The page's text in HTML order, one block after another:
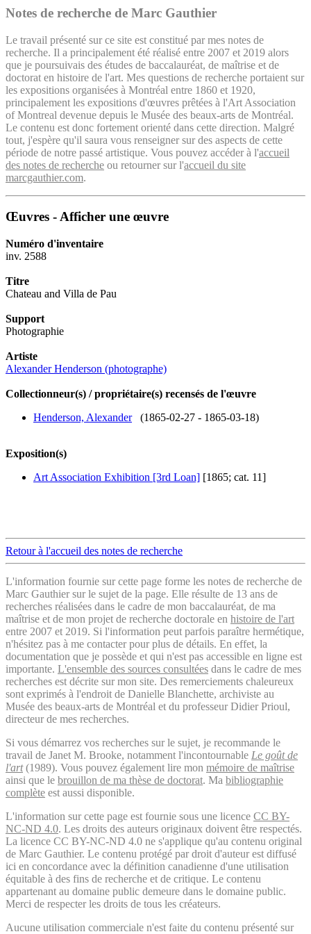
Notes de recherche de Marc Gauthier
Le travail présenté sur ce site est constitué par mes notes de
recherche. Il a principalement été réalisé entre 2007 et 2019 alors
que je poursuivais des études de baccalauréat, de maîtrise et de
doctorat en histoire de l'art. Mes questions de recherche portaient sur
les expositions organisées à Montréal entre 1860 et 1920,
principalement les expositions d'œuvres prêtées à l'Art Association
of Montreal devenue depuis le Musée des beaux-arts de Montréal.
Le contenu est donc fortement orienté dans cette direction. Malgré
tout, j'espère qu'il saura vous renseigner sur des aspects de cette
période de notre passé artistique. Vous pouvez accéder à l'accueil
des notes de recherche ou retourner sur l'accueil du site
marcgauthier.com.
Œuvres - Afficher une œuvre
Numéro d'inventaire
inv. 2588
Titre
Chateau and Villa de Pau
Support
Photographie
Artiste
Alexander Henderson (photographe)
Collectionneur(s) / propriétaire(s) recensés de l'œuvre
Henderson, Alexander(1865-02-27 - 1865-03-18)
Exposition(s)
Art Association Exhibition [3rd Loan] [1865; cat. 11]
Retour à l'accueil des notes de recherche
L'information fournie sur cette page forme les notes de recherche de
Marc Gauthier sur le sujet de la page. Elle résulte de 13 ans de
recherches réalisées dans le cadre de mon baccalauréat, de ma
maîtrise et de mon projet de recherche doctorale en histoire de l'art
entre 2007 et 2019. Si l'information peut parfois paraître hermétique,
n'hésitez pas à me contacter pour plus de détails. En effet, la
documentation que je possède et qui n'est pas accessible en ligne est
importante. L'ensemble des sources consultées dans le cadre de mes
recherches est décrite sur mon site. Des remerciements chaleureux
sont exprimés à l'endroit de Danielle Blanchette, archiviste au
Musée des beaux-arts de Montréal et du professeur Didier Prioul,
directeur de mes recherches.
Si vous démarrez vos recherches sur le sujet, je recommande le
travail de Janet M. Brooke, notamment l'incontournable Le goût de
l'art(1989). Vous pouvez également lire mon mémoire de maîtrise
ainsi que le brouillon de ma thèse de doctorat. Ma bibliographie
complète est aussi disponible.
L'information sur cette page est fournie sous une licence CC BY-
NC-ND 4.0. Les droits des auteurs originaux doivent être respectés.
La licence CC BY-NC-ND 4.0 ne s'applique qu'au contenu original
de Marc Gauthier. Le contenu protégé par droit d'auteur est diffusé
ici en concordance avec la définition canadienne d'une utilisation
équitable à des fins de recherche et de critique. Le contenu
appartenant au domaine public demeure dans le domaine public.
Merci de respecter les droits de tous les créateurs.
Aucune utilisation commerciale n'est faite du contenu présenté sur